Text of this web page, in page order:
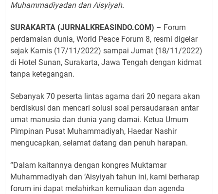
Muhammadiyadan dan Aisyiyah.
SURAKARTA (JURNALKREASINDO.COM) – Forum
perdamaian dunia, World Peace Forum 8, resmi digelar
sejak Kamis (17/11/2022) sampai Jumat (18/11/2022)
di Hotel Sunan, Surakarta, Jawa Tengah dengan kidmat
tanpa ketegangan.
Sebanyak 70 peserta lintas agama dari 20 negara akan
berdiskusi dan mencari solusi soal persaudaraan antar
umat manusia dan dunia yang damai. Ketua Umum
Pimpinan Pusat Muhammadiyah, Haedar Nashir
mengucapkan, selamat datang dan penuh harapan.
“Dalam kaitannya dengan kongres Muktamar
Muhammadiyah dan ‘Aisyiyah tahun ini, kami berharap
forum ini dapat melahirkan kemuliaan dan agenda